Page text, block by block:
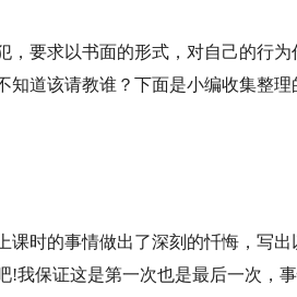
，要求以书面的形式，对自己的行为
知道该请教谁？下面是小编收集整理
课时的事情做出了深刻的忏悔，写出
!我保证这是第一次也是最后一次，